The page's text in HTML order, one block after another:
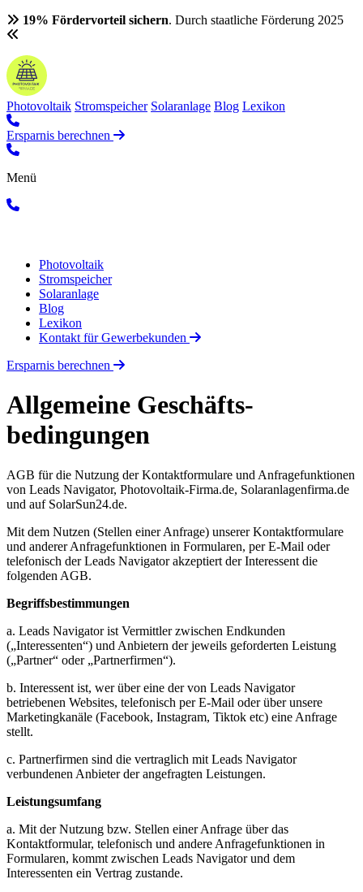
19% Fördervorteil sichern. Durch staatliche Förderung 2025
Photovoltaik Stromspeicher Solaranlage Blog Lexikon
Ersparnis berechnen
Menü
Photovoltaik
Stromspeicher
Solaranlage
Blog
Lexikon
Kontakt für Gewerbekunden
Ersparnis berechnen
Allgemeine Geschäfts­
bedingungen
AGB für die Nutzung der Kontaktformulare und Anfragefunktionen
von Leads Navigator, Photovoltaik-Firma.de, Solaranlagenfirma.de
und auf SolarSun24.de.
Mit dem Nutzen (Stellen einer Anfrage) unserer Kontaktformulare
und anderer Anfragefunktionen in Formularen, per E-Mail oder
telefonisch der Leads Navigator akzeptiert der Interessent die
folgenden AGB.
Begriffsbestimmungen
a. Leads Navigator ist Vermittler zwischen Endkunden
(„Interessenten“) und Anbietern der jeweils geforderten Leistung
(„Partner“ oder „Partnerfirmen“).
b. Interessent ist, wer über eine der von Leads Navigator
betriebenen Websites, telefonisch per E-Mail oder über unsere
Marketingkanäle (Facebook, Instagram, Tiktok etc) eine Anfrage
stellt.
c. Partnerfirmen sind die vertraglich mit Leads Navigator
verbundenen Anbieter der angefragten Leistungen.
Leistungsumfang
a. Mit der Nutzung bzw. Stellen einer Anfrage über das
Kontaktformular, telefonisch und andere Anfragefunktionen in
Formularen, kommt zwischen Leads Navigator und dem
Interessenten ein Vertrag zustande.